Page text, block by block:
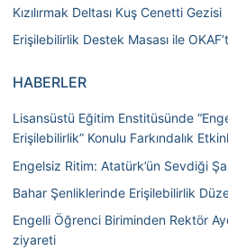
Kızılırmak Deltası Kuş Cenetti Gezisi
Erişilebilirlik Destek Masası ile
HABERLER
Lisansüstü Eğitim Enstitüsünde
Erişilebilirlik” Konulu Farkındalık
Engelsiz Ritim: Atatürk’ün Sevdiği
Bahar Şenliklerinde Erişilebilirlik
Engelli Öğrenci Biriminden Rektör
ziyareti